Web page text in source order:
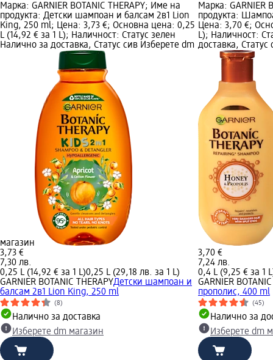
Марка: GARNIER BOTANIC THERAPY; Име на
продукта: Детски шампоан и балсам 2в1 Lion
King, 250 ml; Цена: 3,73 €; Основна цена: 0,25
L (14,92 € за 1 L); Наличност: Статус зелен
Налично за доставка, Статус сив Изберете dm
магазин
3,73 €
7,30 лв.
0,25 L (14,92 € за 1 L)0,25 L (29,18 лв. за 1 L)
GARNIER BOTANIC THERAPYДетски шампоан и
балсам 2в1 Lion King, 250 ml
(8)
Налично за доставка
Изберете dm магазин
Марка: GARNIER
продукта:
Цена: 3,70 €;
L); Наличност:
доставка,
3,70 €
7,24 лв.
0,4 L (9,25 € за 1
GARNIER
прополис, 400 ml
(45)
Налично за
Изберете dm